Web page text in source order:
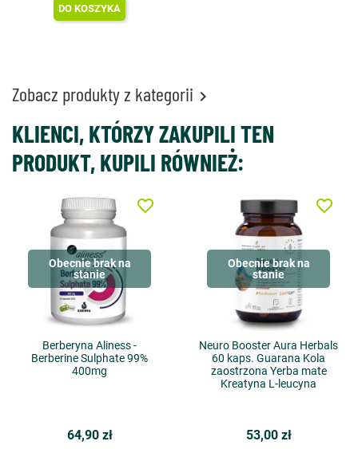
DO KOSZYKA
Zobacz produkty z kategorii 
KLIENCI, KTÓRZY ZAKUPILI TEN
PRODUKT, KUPILI RÓWNIEŻ:
Obecnie brak na
stanie
Berberyna Aliness -
Berberine Sulphate 99%
400mg
64,90 zł
favorite_border
Obecnie brak na
stanie
Neuro Booster Aura Herbals
60 kaps. Guarana Kola
zaostrzona Yerba mate
Kreatyna L-leucyna
53,00 zł
favorite_border